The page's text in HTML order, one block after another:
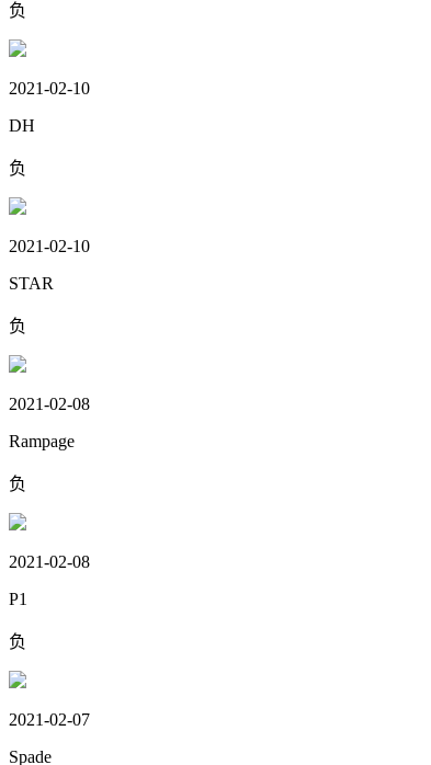
负
2021-02-10
DH
负
2021-02-10
STAR
负
2021-02-08
Rampage
负
2021-02-08
P1
负
2021-02-07
Spade